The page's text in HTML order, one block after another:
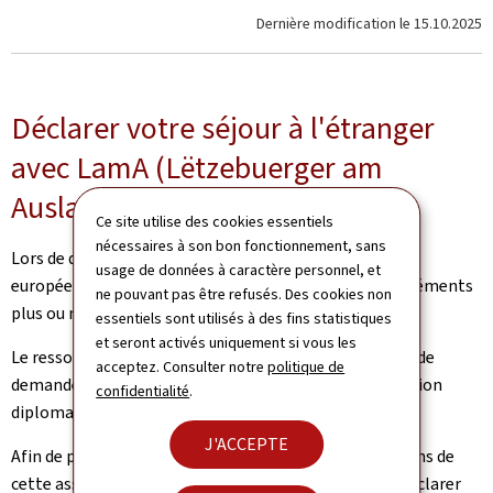
Ce site utilise des cookies essentiels
nécessaires à son bon fonctionnement, sans
usage de données à caractère personnel, et
ne pouvant pas être refusés. Des cookies non
essentiels sont utilisés à des fins statistiques
et seront activés uniquement si vous les
acceptez. Consulter notrepolitique de
confidentialité.
J'ACCEPTE
Dernière modification le 15.10.2025
Déclarer votre séjour à l'étranger
avec LamA (Lëtzebuerger am
Ausland)
Lors de déplacements ponctuels ou prolongés (Union
européenne ou autre), il n’est pas exclu que des désagréments
plus ou moins importants puissent survenir.
Le ressortissant luxembourgeois a alors la possibilité de
demander une assistance consulaire auprès d’une mission
diplomatique ou consulaire compétente.
Afin de pouvoir bénéficier dans les meilleures conditions de
cette assistance, les voyageurs ont la possibilité de déclarer